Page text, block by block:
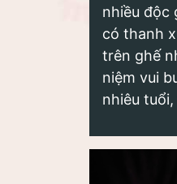
nhiều độc
có thanh
trên ghế
niệm vui
nhiêu